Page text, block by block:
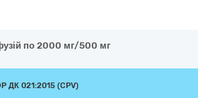
по 2000 мг/500 мг
ДК 021:2015 (CPV)